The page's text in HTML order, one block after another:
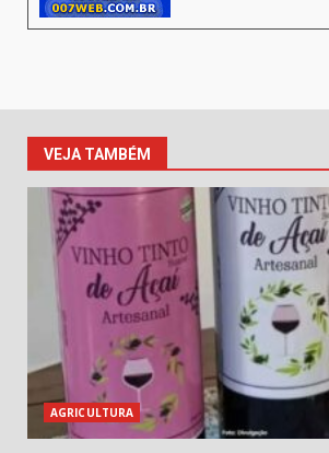
VEJA TAMBÉM
AGRICULTURA